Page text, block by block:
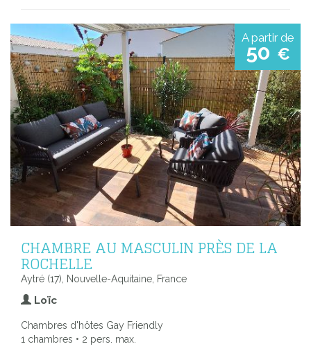
A partir de
50 €
CHAMBRE AU MASCULIN PRÈS DE LA
ROCHELLE
Aytré (17), Nouvelle-Aquitaine, France
Loïc
Chambres d'hôtes Gay Friendly
1 chambres • 2 pers. max.